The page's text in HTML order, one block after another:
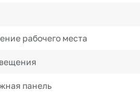
рабочего места
панель